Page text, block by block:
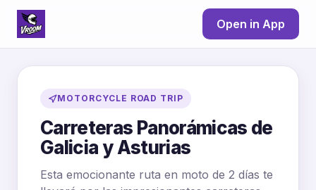
Open in App
MOTORCYCLE ROAD TRIP
Carreteras Panorámicas de
Galicia y Asturias
Esta emocionante ruta en moto de 2 días te